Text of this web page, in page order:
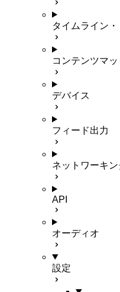
タイムライン
コンテンツマ
デバイス
フィード出力
ネットワーキン
API
オーディオ
設定